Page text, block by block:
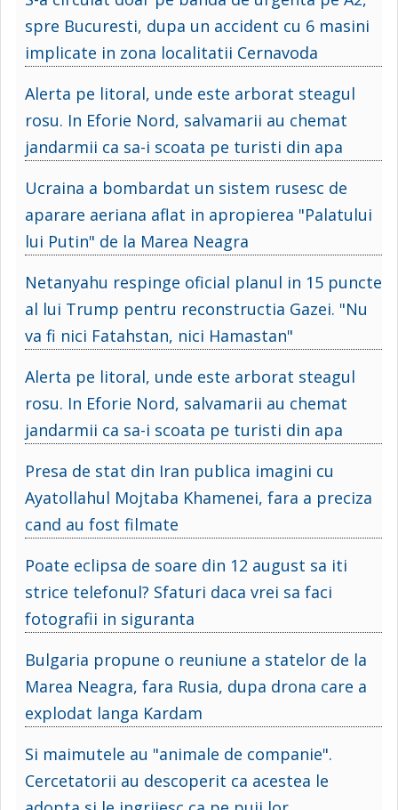
spre Bucuresti, dupa un accident cu 6 masini
implicate in zona localitatii Cernavoda
Alerta pe litoral, unde este arborat steagul
rosu. In Eforie Nord, salvamarii au chemat
jandarmii ca sa-i scoata pe turisti din apa
Ucraina a bombardat un sistem rusesc de
aparare aeriana aflat in apropierea "Palatului
lui Putin" de la Marea Neagra
Netanyahu respinge oficial planul in 15 puncte
al lui Trump pentru reconstructia Gazei. "Nu
va fi nici Fatahstan, nici Hamastan"
Alerta pe litoral, unde este arborat steagul
rosu. In Eforie Nord, salvamarii au chemat
jandarmii ca sa-i scoata pe turisti din apa
Presa de stat din Iran publica imagini cu
Ayatollahul Mojtaba Khamenei, fara a preciza
cand au fost filmate
Poate eclipsa de soare din 12 august sa iti
strice telefonul? Sfaturi daca vrei sa faci
fotografii in siguranta
Bulgaria propune o reuniune a statelor de la
Marea Neagra, fara Rusia, dupa drona care a
explodat langa Kardam
Si maimutele au "animale de companie".
Cercetatorii au descoperit ca acestea le